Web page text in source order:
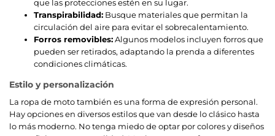
que las protecciones estén en su lugar.
Transpirabilidad: Busque materiales que permitan la
circulación del aire para evitar el sobrecalentamiento.
Forros removibles:Algunos modelos incluyen forros que
pueden ser retirados, adaptando la prenda a diferentes
condiciones climáticas.
Estilo y personalización
La ropa de moto también es una forma de expresión personal.
Hay opciones en diversos estilos que van desde lo clásico hasta
lo más moderno. No tenga miedo de optar por colores y diseños